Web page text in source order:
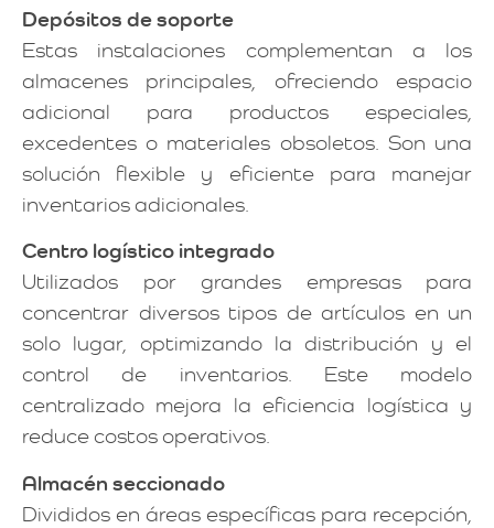
Depósitos de soporte
Estas instalaciones complementan a los
almacenes principales, ofreciendo espacio
adicional para productos especiales,
excedentes o materiales obsoletos. Son una
solución flexible y eficiente para manejar
inventarios adicionales.
Centro logístico integrado
Utilizados por grandes empresas para
concentrar diversos tipos de artículos en un
solo lugar, optimizando la distribución y el
control de inventarios. Este modelo
centralizado mejora la eficiencia logística y
reduce costos operativos.
Almacén seccionado
Divididos en áreas específicas para recepción,